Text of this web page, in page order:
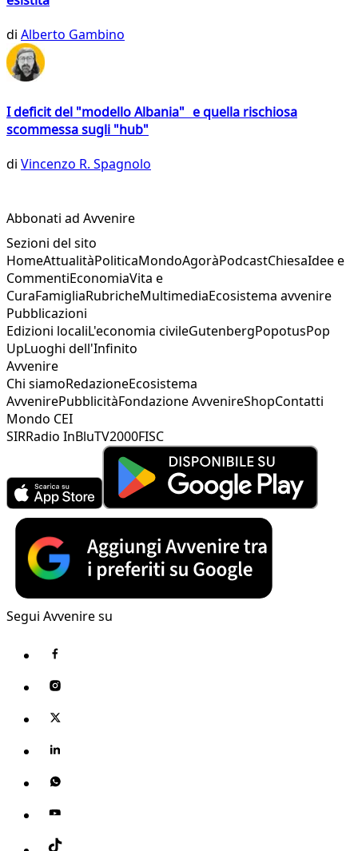
di Alberto Gambino
I deficit del "modello Albania" e quella rischiosa
scommessa sugli "hub"
di Vincenzo R. Spagnolo
Abbonati ad Avvenire
Sezioni del sito
HomeAttualitàPoliticaMondoAgoràPodcastChiesaIdee e
CommentiEconomiaVita e
CuraFamigliaRubricheMultimediaEcosistema avvenire
Pubblicazioni
Edizioni localiL'economia civileGutenbergPopotusPop
UpLuoghi dell'Infinito
Avvenire
Chi siamoRedazioneEcosistema
AvvenirePubblicitàFondazione AvvenireShopContatti
Mondo CEI
SIRRadio InBluTV2000FISC
Segui Avvenire su